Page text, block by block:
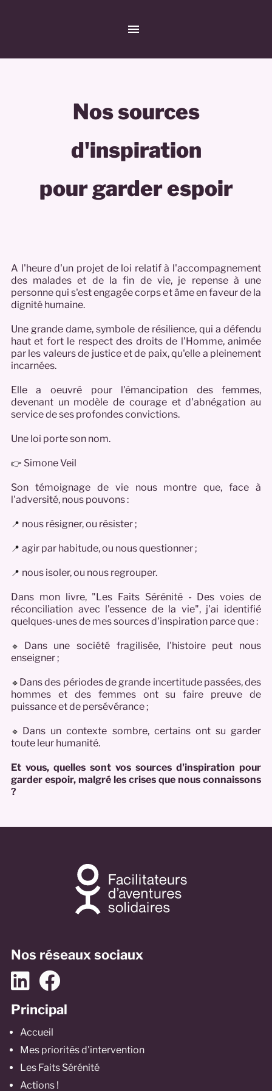
Nos sources
d'inspiration
pour garder espoir
A l'heure d'un projet de loi relatif à l'accompagnement
des malades et de la fin de vie, je repense à une
personne qui s'est engagée corps et âme en faveur de la
dignité humaine.
Une grande dame, symbole de résilience, qui a défendu
haut et fort le respect des droits de l'Homme, animée
par les valeurs de justice et de paix, qu'elle a pleinement
incarnées.
Elle a oeuvré pour l'émancipation des femmes,
devenant un modèle de courage et d'abnégation au
service de ses profondes convictions.
Une loi porte son nom.
👉 Simone Veil
Son témoignage de vie nous montre que, face à
l'adversité, nous pouvons :
📍 nous résigner, ou résister ;
📍 agir par habitude, ou nous questionner ;
📍 nous isoler, ou nous regrouper.
Dans mon livre, "Les Faits Sérénité - Des voies de
réconciliation avec l'essence de la vie", j'ai identifié
quelques-unes de mes sources d'inspiration parce que :
🔹 Dans une société fragilisée, l'histoire peut nous
enseigner ;
🔹 Dans des périodes de grande incertitude passées, des
hommes et des femmes ont su faire preuve de
puissance et de persévérance ;
🔹 Dans un contexte sombre, certains ont su garder
toute leur humanité.
Et vous, quelles sont vos sources d'inspiration pour
garder espoir, malgré les crises que nous connaissons
?
Nos réseaux sociaux
Principal
Accueil
Mes priorités d'intervention
Les Faits Sérénité
Actions !